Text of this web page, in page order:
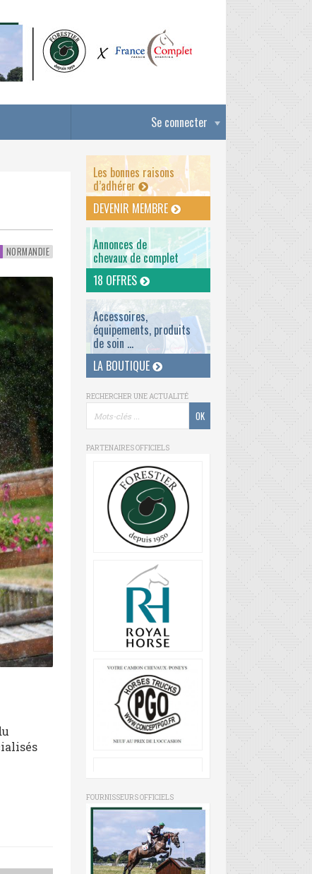
Se connecter
NORMANDIE
Les bonnes raisons
d’adhérer
DEVENIR MEMBRE
Annonces de
chevaux de complet
18 OFFRES
Accessoires,
équipements, produits
de soin ...
LA BOUTIQUE
RECHERCHER UNE ACTUALITÉ
PARTENAIRES OFFICIELS
FOURNISSEURS OFFICIELS